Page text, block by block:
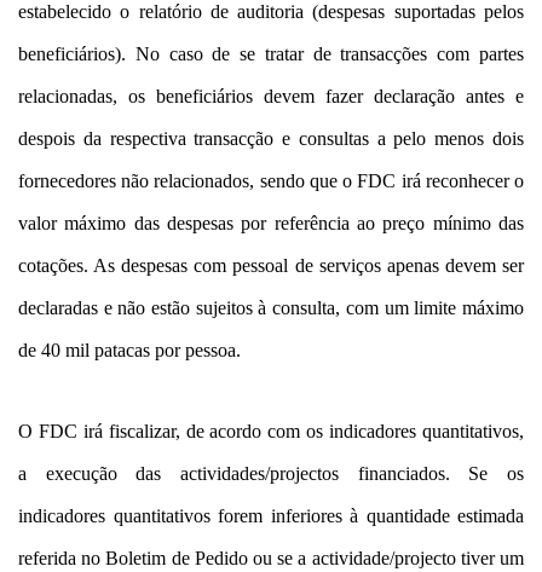
estabelecido o relatório de auditoria (despesas suportadas pelos
beneficiários). No caso de se tratar de transacções com partes
relacionadas, os beneficiários devem fazer declaração antes e
despois da respectiva transacção e consultas a pelo menos dois
fornecedores não relacionados, sendo que o FDC irá reconhecer o
valor máximo das despesas por referência ao preço mínimo das
cotações. As despesas com pessoal de serviços apenas devem ser
declaradas e não estão sujeitos à consulta, com um limite máximo
de 40 mil patacas por pessoa.
O FDC irá fiscalizar, de acordo com os indicadores quantitativos,
a execução das actividades/projectos financiados. Se os
indicadores quantitativos forem inferiores à quantidade estimada
referida no Boletim de Pedido ou se a actividade/projecto tiver um